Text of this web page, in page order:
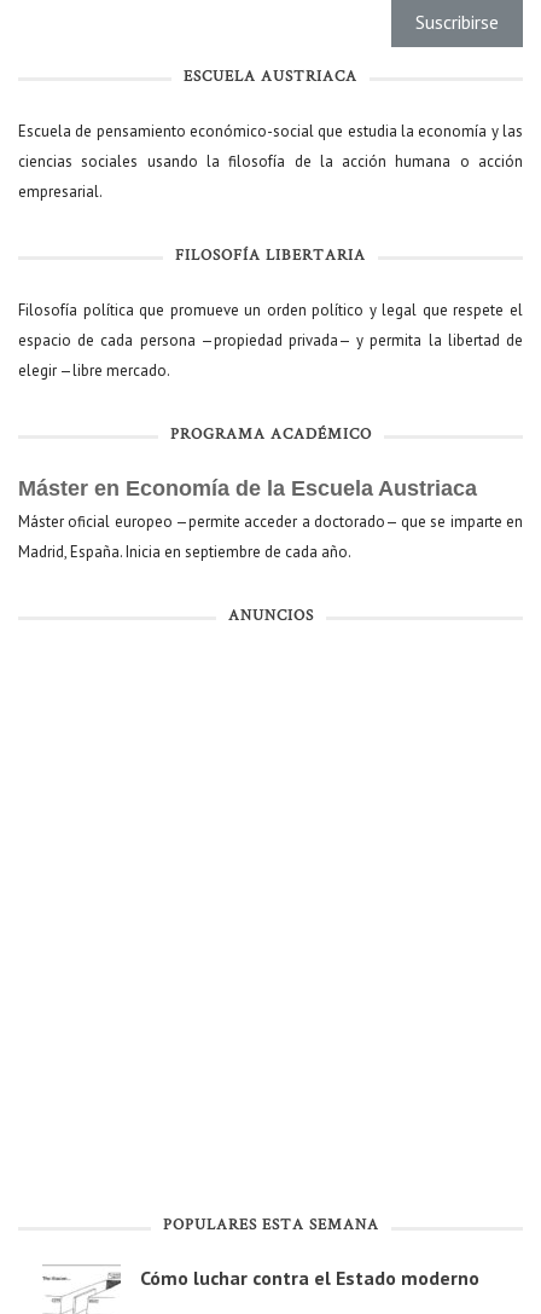
ESCUELA AUSTRIACA
Escuela de pensamiento económico-social que estudia la economía y las
ciencias sociales usando la filosofía de la acción humana o acción
empresarial.
FILOSOFÍA LIBERTARIA
Filosofía política que promueve un orden político y legal que respete el
espacio de cada persona —propiedad privada— y permita la libertad de
elegir —libre mercado.
PROGRAMA ACADÉMICO
Máster en Economía de la Escuela Austriaca
Máster oficial europeo —permite acceder a doctorado— que se imparte en
Madrid, España. Inicia en septiembre de cada año.
ANUNCIOS
POPULARES ESTA SEMANA
Cómo luchar contra el Estado moderno